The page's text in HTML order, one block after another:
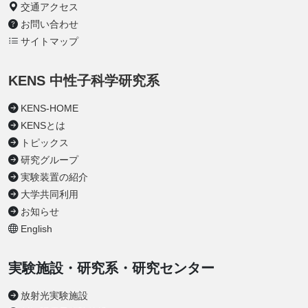
交通アクセス
お問い合わせ
サイトマップ
KENS 中性子科学研究系
KENS-HOME
KENSとは
トピックス
研究グループ
実験装置の紹介
大学共同利用
お知らせ
English
実験施設・研究系・研究センター
放射光実験施設